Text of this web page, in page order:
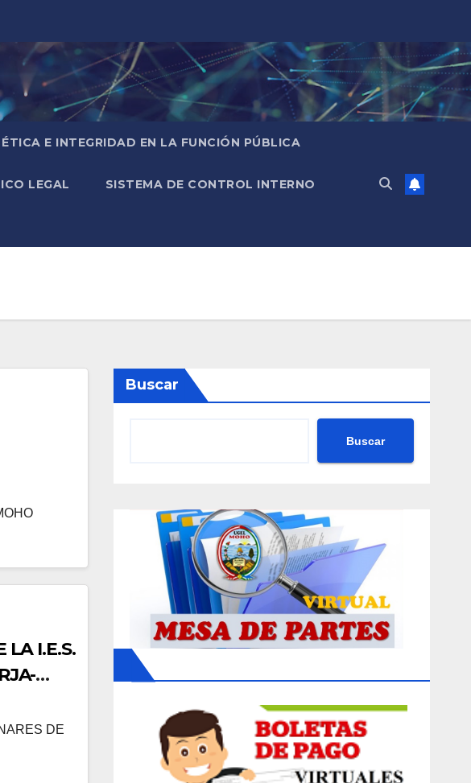
ÉTICA E INTEGRIDAD EN LA FUNCIÓN PÚBLICA
LEGAL SISTEMA DE CONTROL INTERNO
LA I.E.S.
DE
Buscar
Buscar